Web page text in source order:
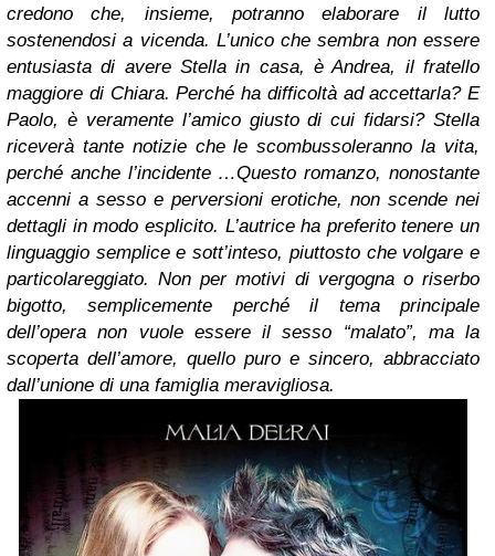
credono che, insieme, potranno elaborare il lutto
sostenendosi a vicenda. L’unico che sembra non essere
entusiasta di avere Stella in casa, è Andrea, il fratello
maggiore di Chiara. Perché ha difficoltà ad accettarla? E
Paolo, è veramente l’amico giusto di cui fidarsi? Stella
riceverà tante notizie che le scombussoleranno la vita,
perché anche l’incidente …Questo romanzo, nonostante
accenni a sesso e perversioni erotiche, non scende nei
dettagli in modo esplicito. L’autrice ha preferito tenere un
linguaggio semplice e sott’inteso, piuttosto che volgare e
particolareggiato. Non per motivi di vergogna o riserbo
bigotto, semplicemente perché il tema principale
dell’opera non vuole essere il sesso “malato”, ma la
scoperta dell’amore, quello puro e sincero, abbracciato
dall’unione di una famiglia meravigliosa.